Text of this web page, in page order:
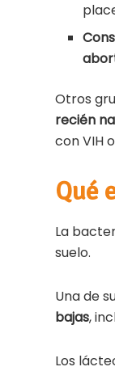
Otros
recién
con VIH
Qué
La
suelo.
Una de
bajas,
Los